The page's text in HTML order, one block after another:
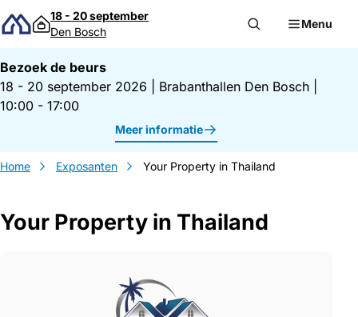
Direct naar inhoud
18 - 20 september
Den Bosch
Menu
Bezoek de beurs
18 - 20 september 2026
Brabanthallen Den Bosch
10:00 - 17:00
Meer informatie
Home Exposanten Your Property in Thailand
Your Property in Thailand